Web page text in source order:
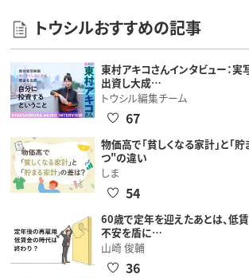
トウシルおすすめの記事
東村アキコさんインタビュー：
出資し大成…
トウシル編集チーム
67
物価高で「貧しくなる家計」と「
つ"の違い
しま
54
60歳で定年を迎えたあとは、低
不安を盾に…
山崎 俊輔
36